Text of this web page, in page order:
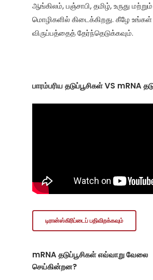
ஆங்கிலம், பஞ்சாபி, தமிழ், உருது
மொழிகளில் கிடைக்கிறது. கீழே
விருப்பத்தைத் தேர்ந்தெடுக்கவும்.
பாரம்பரிய தடுப்பூசிகள் VS mRNA
டிரான்ஸ்கிரிப்டைப் பதிவிறக்கவும்
mRNA தடுப்பூசிகள் எவ்வாறு வேலை
செய்கின்றன?